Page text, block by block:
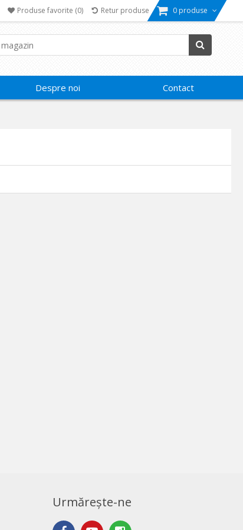
Produse favorite (0) Retur produse 0 produse
Despre noi Contact
Urmărește-ne